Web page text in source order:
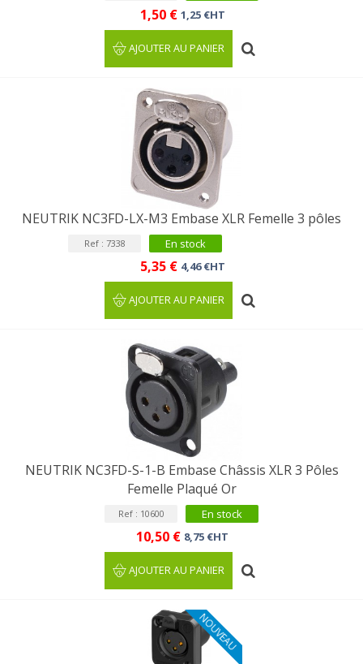
1,50 € 1,25 €HT
AJOUTER AU PANIER
NEUTRIK NC3FD-LX-M3 Embase XLR Femelle 3 pôles
Ref : 7338 En stock
5,35 € 4,46 €HT
AJOUTER AU PANIER
NEUTRIK NC3FD-S-1-B Embase Châssis XLR 3 Pôles
Femelle Plaqué Or
Ref : 10600 En stock
10,50 € 8,75 €HT
AJOUTER AU PANIER
NOUVEAU